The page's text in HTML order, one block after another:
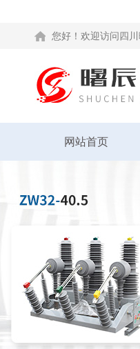
您好！欢迎访问四
网站首页